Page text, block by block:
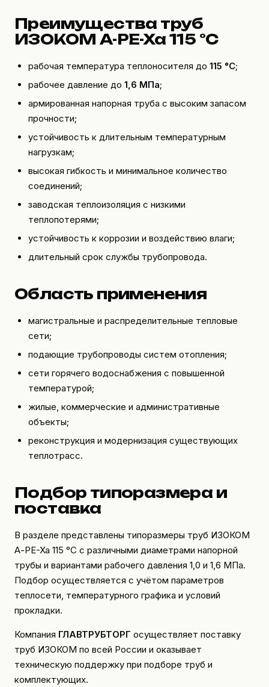
Преимущества труб
ИЗОКОМ А-PE-Xa 115 °C
рабочая температура теплоносителя до 115 °C;
рабочее давление до 1,6 МПа;
армированная напорная труба с высоким запасом
прочности;
устойчивость к длительным температурным
нагрузкам;
высокая гибкость и минимальное количество
соединений;
заводская теплоизоляция с низкими
теплопотерями;
устойчивость к коррозии и воздействию влаги;
длительный срок службы трубопровода.
Область применения
магистральные и распределительные тепловые
сети;
подающие трубопроводы систем отопления;
сети горячего водоснабжения с повышенной
температурой;
жилые, коммерческие и административные
объекты;
реконструкция и модернизация существующих
теплотрасс.
Подбор типоразмера и
поставка
В разделе представлены типоразмеры труб ИЗОКОМ
А-PE-Xa 115 °C с различными диаметрами напорной
трубы и вариантами рабочего давления 1,0 и 1,6 МПа.
Подбор осуществляется с учётом параметров
теплосети, температурного графика и условий
прокладки.
Компания ГЛАВТРУБТОРГ осуществляет поставку
труб ИЗОКОМ по всей России и оказывает
техническую поддержку при подборе труб и
комплектующих.